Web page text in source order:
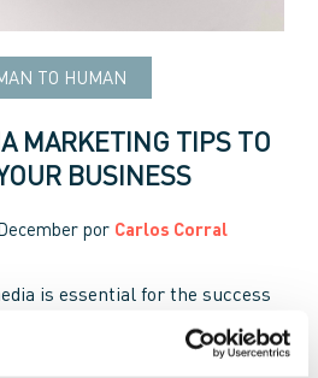
TO HUMAN
MARKETING TIPS TO
BUSINESS
por Carlos Corral
is essential for the success
Learn how to implement social